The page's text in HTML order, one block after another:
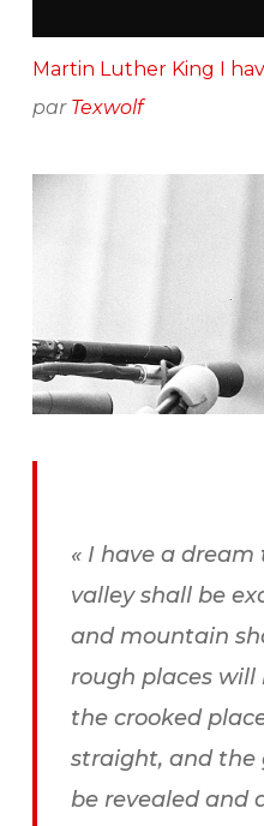
Martin Luther King I
par Texwolf
« I have a dream
valley shall be
and mountain
rough places
the crooked
straight, and the
be revealed and